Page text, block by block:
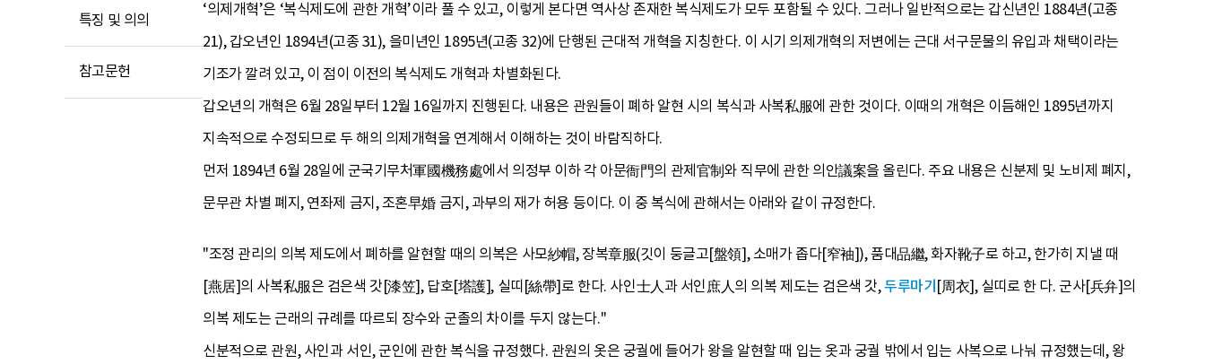
특징 및 의의
참고문헌
‘의제개혁’은 ‘복식제도에 관한 개혁’이라 풀 수 있고, 이렇게 본다면 역사상 존재한 복식제도가 모두 포함될 수 있다. 그러나 일반적으로는 갑신년인 1884년(고종
21), 갑오년인 1894년(고종 31), 을미년인 1895년(고종 32)에 단행된 근대적 개혁을 지칭한다. 이 시기 의제개혁의 저변에는 근대 서구문물의 유입과 채택이라는
기조가 깔려 있고, 이 점이 이전의 복식제도 개혁과 차별화된다.
갑오년의 개혁은 6월 28일부터 12월 16일까지 진행된다. 내용은 관원들이 폐하 알현 시의 복식과 사복私服에 관한 것이다. 이때의 개혁은 이듬해인 1895년까지
지속적으로 수정되므로 두 해의 의제개혁을 연계해서 이해하는 것이 바람직하다.
먼저 1894년 6월 28일에 군국기무처軍國機務處에서 의정부 이하 각 아문衙門의 관제官制와 직무에 관한 의안議案을 올린다. 주요 내용은 신분제 및 노비제 폐지,
문무관 차별 폐지, 연좌제 금지, 조혼早婚 금지, 과부의 재가 허용 등이다. 이 중 복식에 관해서는 아래와 같이 규정한다.
"조정 관리의 의복 제도에서 폐하를 알현할 때의 의복은 사모紗帽, 장복章服(깃이 둥글고[盤領], 소매가 좁다[窄袖]), 품대品繼, 화자靴子로 하고, 한가히 지낼 때
[燕居]의 사복私服은 검은색 갓[漆笠], 답호[塔護], 실띠[絲帶]로 한다. 사인士人과 서인庶人의 의복 제도는 검은색 갓,두루마기 [周衣], 실띠로 한 다. 군사[兵弁]의
의복 제도는 근래의 규례를 따르되 장수와 군졸의 차이를 두지 않는다."
신분적으로 관원, 사인과 서인, 군인에 관한 복식을 규정했다. 관원의 옷은 궁궐에 들어가 왕을 알현할 때 입는 옷과 궁궐 밖에서 입는 사복으로 나눠 규정했는데, 왕